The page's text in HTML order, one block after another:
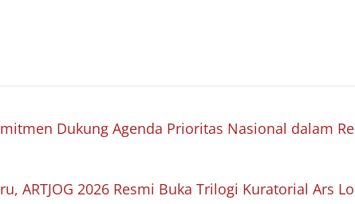
Dukung Agenda Prioritas Nasional dalam
ARTJOG 2026 Resmi Buka Trilogi Kuratorial Ars